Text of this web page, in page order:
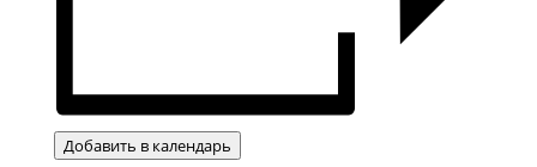
Добавить в календарь